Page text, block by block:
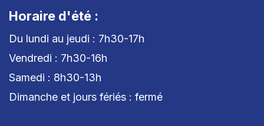
Horaire d'été :
Du lundi au jeudi : 7h30-17h
Vendredi : 7h30-16h
Samedi : 8h30-13h
Dimanche et jours fériés : fermé